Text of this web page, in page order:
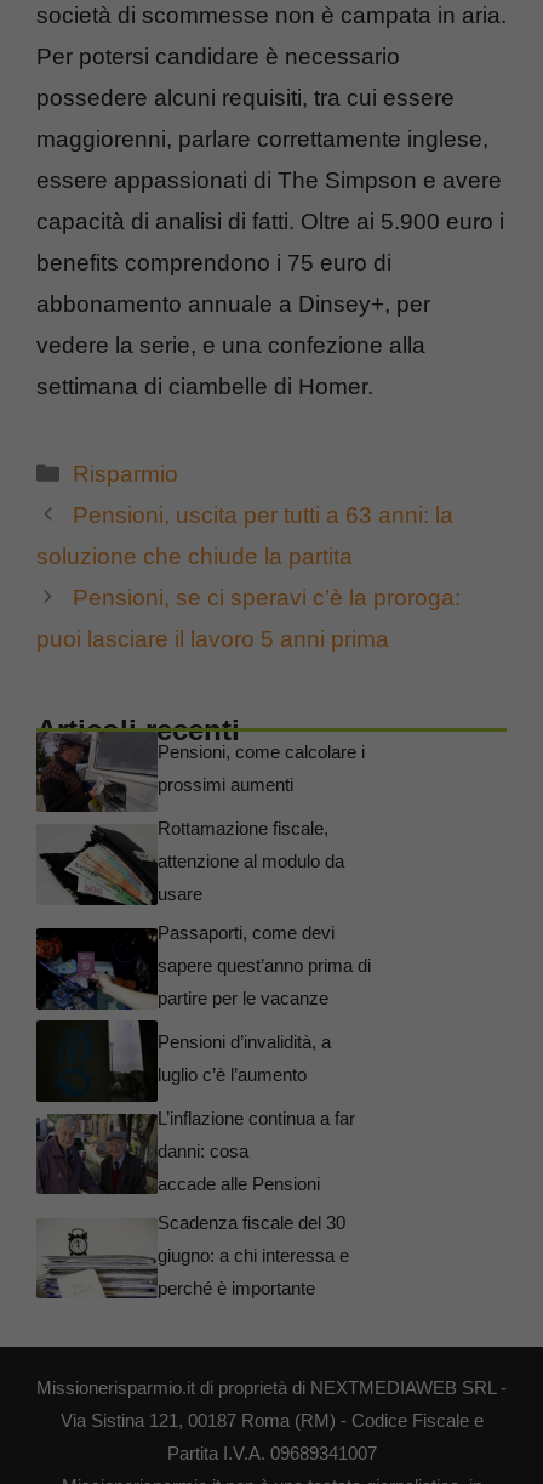
società di scommesse non è campata in aria.
Per potersi candidare è necessario
possedere alcuni requisiti, tra cui essere
maggiorenni, parlare correttamente inglese,
essere appassionati di The Simpson e avere
capacità di analisi di fatti. Oltre ai 5.900 euro i
benefits comprendono i 75 euro di
abbonamento annuale a Dinsey+, per
vedere la serie, e una confezione alla
settimana di ciambelle di Homer.
Categorie
Risparmio
Pensioni, uscita per tutti a 63 anni: la
soluzione che chiude la partita
Pensioni, se ci speravi c’è la proroga:
puoi lasciare il lavoro 5 anni prima
Articoli recenti
Pensioni, come calcolare i
prossimi aumenti
Rottamazione fiscale,
attenzione al modulo da
usare
Passaporti, come devi
sapere quest’anno prima di
partire per le vacanze
Pensioni d’invalidità, a
luglio c’è l’aumento
L’inflazione continua a far
danni: cosa
accade alle Pensioni
Scadenza fiscale del 30
giugno: a chi interessa e
perché è importante
Missionerisparmio.it di proprietà di NEXTMEDIAWEB SRL -
Via Sistina 121, 00187 Roma (RM) - Codice Fiscale e
Partita I.V.A. 09689341007